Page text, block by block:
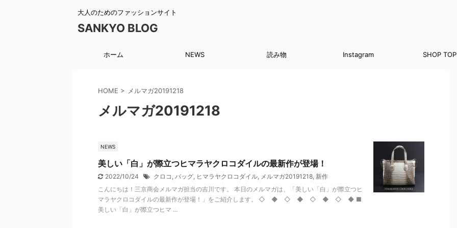
大人のためのファッションサイト
SANKYO BLOG
ホーム NEWS 読み物 Instagram SHOP TOP
HOME > メルマガ20191218
メルマガ20191218
NEWS
美しい「白」が際立つヒマラヤクロコダイルの最新作が登場！
2022/10/24 クロコ , バッグ, ヒマラヤクロコダイル, メルマガ20191218, 新作
こんにちは！三京商会メルマガ担当の吉川です。 本日のメルマガは、「美しい「白」が際立つヒ
マラヤクロコダイルの最新作が登場！」をご紹介します。 ◇ ◆ ◇ ◆ ◇ ◆ ◇ ◆ ■
美しい「白」が際立つヒマ ...